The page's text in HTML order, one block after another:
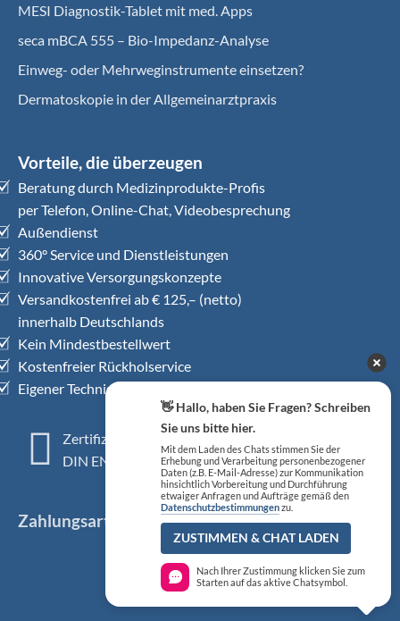
MESI Diagnostik-Tablet mit med. Apps
seca mBCA 555 – Bio-Impedanz-Analyse
Einweg- oder Mehrweginstrumente einsetzen?
Dermatoskopie in der Allgemeinarztpraxis
Vorteile, die überzeugen
Beratung durch Medizinprodukte-Profis
per Telefon, Online-Chat, Videobesprechung
Außendienst
360° Service und Dienstleistungen
Innovative Versorgungskonzepte
Versandkostenfrei ab € 125,– (netto)
innerhalb Deutschlands
Kein Mindestbestellwert
Kostenfreier Rückholservice
Eigener Technischer Kundendienst
Zertifiziertes QM-System
DIN EN ISO 13485
Zahlungsarten
👋 Hallo, haben Sie Fragen? Schreiben
Sie uns bitte hier.
Mit dem Laden des Chats stimmen Sie der
Erhebung und Verarbeitung personenbezogener
Daten (z.B. E-Mail-Adresse) zur Kommunikation
hinsichtlich Vorbereitung und Durchführung
etwaiger Anfragen und Aufträge gemäß den
Datenschutzbestimmungenzu.
ZUSTIMMEN & CHAT LADEN
Nach Ihrer Zustimmung klicken Sie zum
Starten auf das aktive Chatsymbol.